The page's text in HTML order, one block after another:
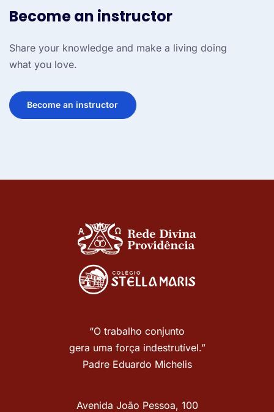
Become an instructor
Share your knowledge and make a living doing
what you love.
Become an instructor
“O trabalho conjunto
gera uma força indestrutível.”
Padre Eduardo Michelis
Avenida João Pessoa, 100